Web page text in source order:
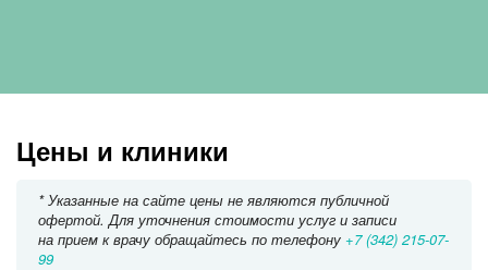
Цены и клиники
* Указанные на сайте цены не являются публичной
офертой. Для уточнения стоимости услуг и записи
на прием к врачу обращайтесь по телефону +7 (342) 215-07-
99